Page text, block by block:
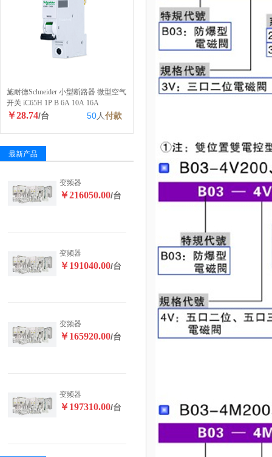
施耐德Schneider 小型断路器 微型空气
开关 iC65H 1P B 6A 10A 16A
￥28.74/台 50人付款
最新产品
变频器
￥216050.00/台
变频器
￥191040.00/台
变频器
￥165920.00/台
变频器
￥197310.00/台